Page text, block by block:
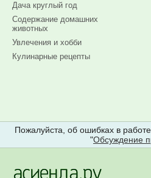
Дача круглый год
Содержание домашних
животных
Увлечения и хобби
Кулинарные рецепты
Пожалуйста, об ошибках в
"Обсуждение